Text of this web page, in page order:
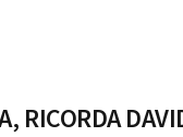
RICORDA